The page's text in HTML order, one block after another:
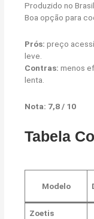
Produzido no
Boa opção para
Prós: preço
leve.
Contras: menos
lenta.
Nota: 7,8 / 10
Tabela
Modelo
Zoetis